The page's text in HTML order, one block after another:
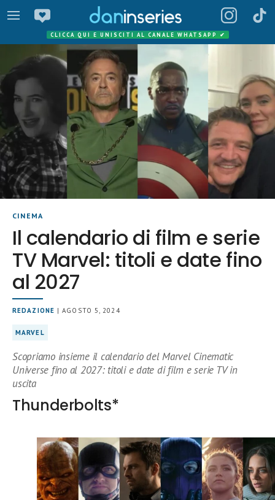
CLICCA QUI E UNISCITI AL CANALE WHATSAPP ✔
CINEMA
Il calendario di film e serie
TV Marvel: titoli e date fino
al 2027
REDAZIONE | AGOSTO 5, 2024
MARVEL
Scopriamo insieme il calendario del Marvel Cinematic
Universe fino al 2027: titoli e date di film e serie TV in
uscita
Thunderbolts*